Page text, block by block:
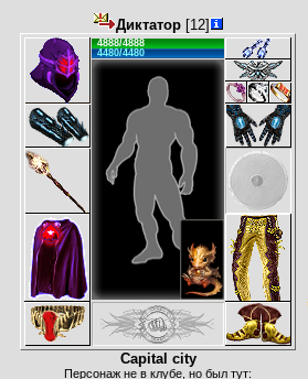
Диктатор[12]
4888/4888
4480/4480
Capital city
Персонаж не в клубе, но был тут: